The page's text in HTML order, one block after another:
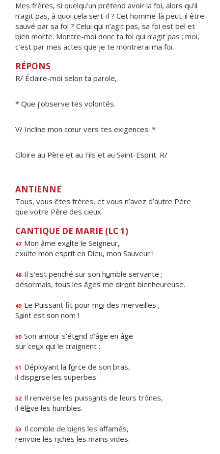
Mes frères, si quelqu’un prétend avoir la foi, alors qu’il
n’agit pas, à quoi cela sert-il ? Cet homme-là peut-il être
sauvé par sa foi ? Celui qui n’agit pas, sa foi est bel et
bien morte. Montre-moi donc ta foi qui n’agit pas ; moi,
c’est par mes actes que je te montrerai ma foi.
RÉPONS
R/ Éclaire-moi selon ta parole,
* Que j’observe tes volontés.
V/ Incline mon cœur vers tes exigences. *
Gloire au Père et au Fils et au Saint-Esprit. R/
ANTIENNE
Tous, vous êtes frères, et vous n’avez d’autre Père
que votre Père des cieux.
CANTIQUE DE MARIE (LC 1)
47 Mon âme exalte le Seigneur,
exulte mon esprit en Dieu, mon Sauveur !
48 Il s'est penché sur son humble servante ;
désormais, tous les âges me diront bienheureuse.
49 Le Puissant fit pour moi des merveilles ;
Saint est son nom !
50 Son amour s'étend d'âge en âge
sur ceux qui le craignent ;
51 Déployant la force de son bras,
il disperse les superbes.
52 Il renverse les puissants de leurs trônes,
il élève les humbles.
53 Il comble de biens les affamés,
renvoie les riches les mains vides.